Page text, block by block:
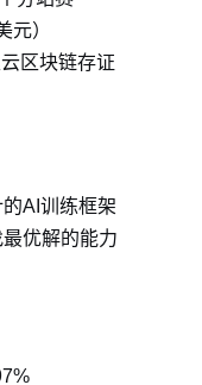
元）
区块链存证
AI训练框架
优解的能力